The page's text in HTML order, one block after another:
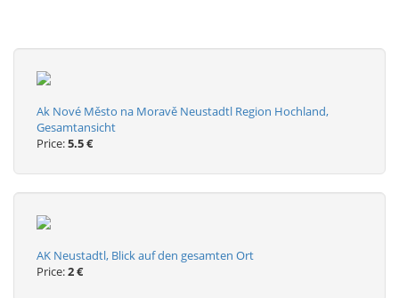
Ak Nové Město na Moravě Neustadtl Region Hochland,
Gesamtansicht
Price:5.5 €
AK Neustadtl, Blick auf den gesamten Ort
Price:2 €